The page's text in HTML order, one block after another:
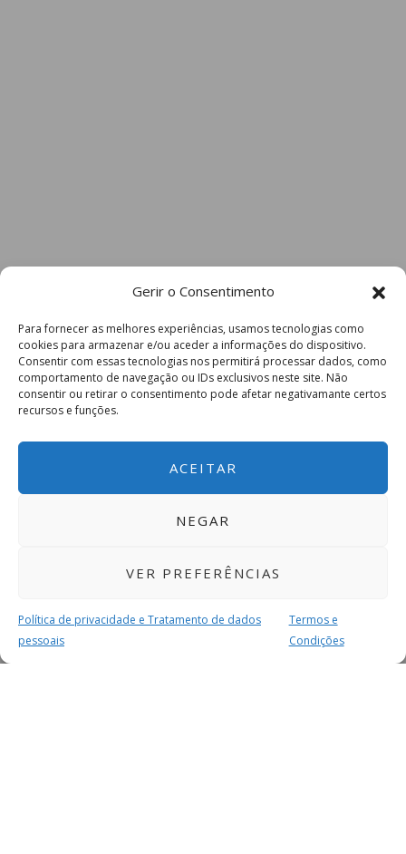
Gerir o Consentimento
Para fornecer as melhores experiências, usamos tecnologias como
cookies para armazenar e/ou aceder a informações do dispositivo.
Consentir com essas tecnologias nos permitirá processar dados, como
comportamento de navegação ou IDs exclusivos neste site. Não
consentir ou retirar o consentimento pode afetar negativamante certos
recursos e funções.
ACEITAR
NEGAR
VER PREFERÊNCIAS
Política de privacidade e Tratamento de dados
pessoais
Termos e
Condições